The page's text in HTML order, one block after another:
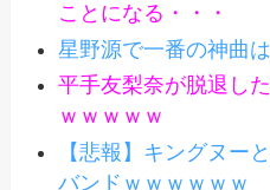
ことになる・・・
星野源で一番の神曲は
平手友梨奈が脱退し
ｗｗｗｗｗ
【悲報】キングヌー
バンドｗｗｗｗｗｗ